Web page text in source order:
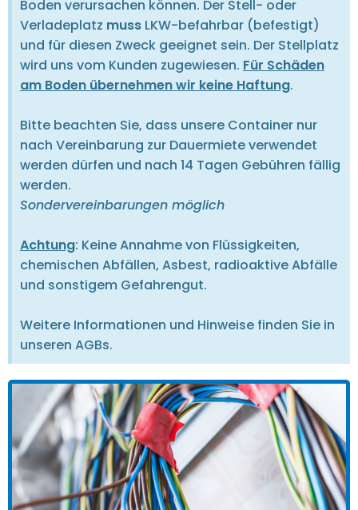
Boden verursachen können. Der Stell- oder
Verladeplatz muss LKW-befahrbar (befestigt)
und für diesen Zweck geeignet sein. Der Stellplatz
wird uns vom Kunden zugewiesen. Für Schäden
am Boden übernehmen wir keine Haftung.
Bitte beachten Sie, dass unsere Container nur
nach Vereinbarung zur Dauermiete verwendet
werden dürfen und nach 14 Tagen Gebühren fällig
werden.
Sondervereinbarungen möglich
Achtung: Keine Annahme von Flüssigkeiten,
chemischen Abfällen, Asbest, radioaktive Abfälle
und sonstigem Gefahrengut.
Weitere Informationen und Hinweise finden Sie in
unseren AGBs.